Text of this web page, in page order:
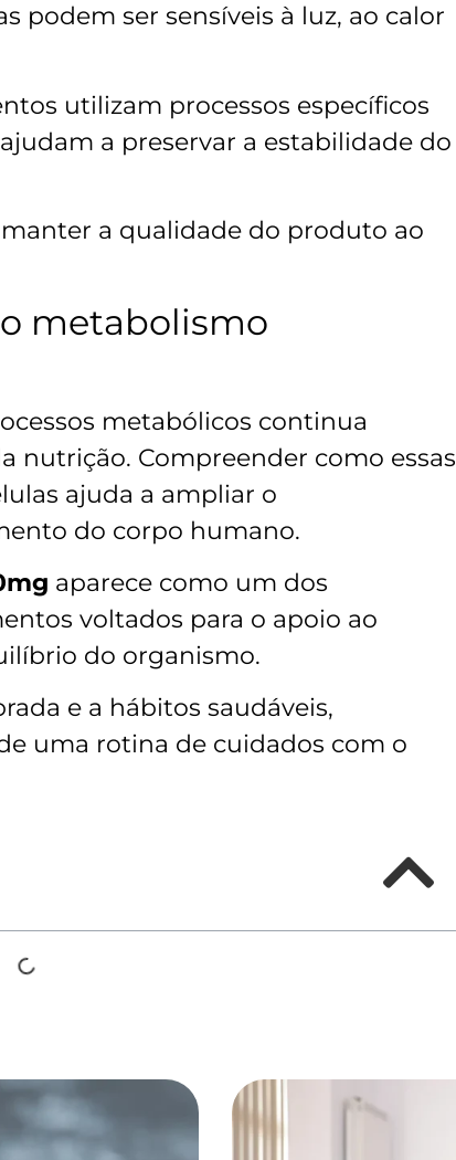
podem ser sensíveis à luz, ao calor
utilizam processos específicos
a preservar a estabilidade do
a qualidade do produto ao
metabolismo
metabólicos continua
nutrição. Compreender como essas
ajuda a ampliar o
do corpo humano.
aparece como um dos
voltados para o apoio ao
do organismo.
e a hábitos saudáveis,
uma rotina de cuidados com o